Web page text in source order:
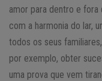
amor para dentro e
com a harmonia do lar,
todos os seus
por exemplo, obter
uma prova que vem